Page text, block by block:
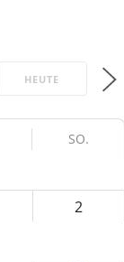
HEUTE
SO.
2